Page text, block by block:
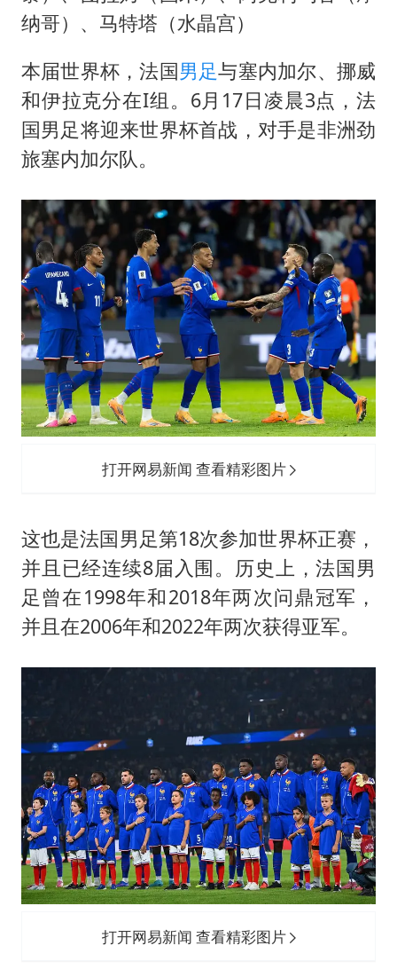
纳哥）、马特塔（水晶宫）
本届世界杯，法国男足与塞内加尔、挪威
和伊拉克分在I组。6月17日凌晨3点，法
国男足将迎来世界杯首战，对手是非洲劲
旅塞内加尔队。
打开网易新闻 查看精彩图片
这也是法国男足第18次参加世界杯正赛，
并且已经连续8届入围。历史上，法国男
足曾在1998年和2018年两次问鼎冠军，
并且在2006年和2022年两次获得亚军。
打开网易新闻 查看精彩图片